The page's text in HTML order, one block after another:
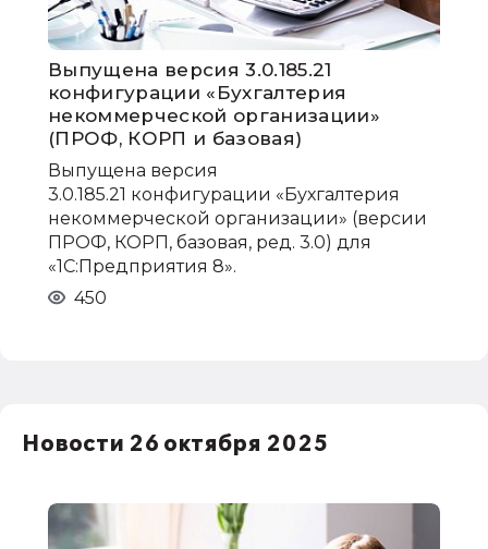
Выпущена версия 3.0.185.21
конфигурации «Бухгалтерия
некоммерческой организации»
(ПРОФ, КОРП и базовая)
Выпущена версия
3.0.185.21 конфигурации «Бухгалтерия
некоммерческой организации» (версии
ПРОФ, КОРП, базовая, ред. 3.0) для
«1С:Предприятия 8».
450
Новости 26 октября 2025